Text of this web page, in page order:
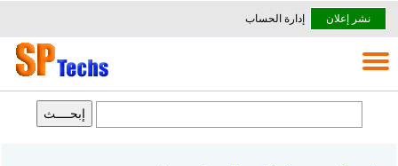
نشر إعلان إدارة الحساب